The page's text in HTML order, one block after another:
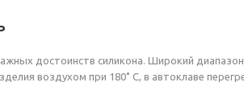
достоинств силикона. Широкий
воздухом при 180˚ C, в автоклаве